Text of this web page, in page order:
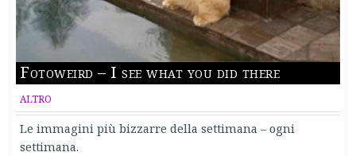
Fotoweird – I see what you did there
ALTRO
Le immagini più bizzarre della settimana – ogni
settimana.